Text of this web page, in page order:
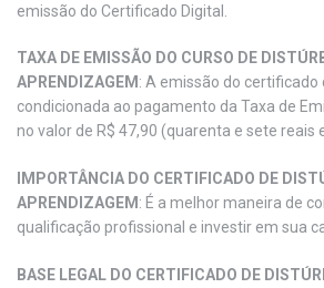
emissão do Certificado Digital.
TAXA DE EMISSÃO DO CURSO DE
APRENDIZAGEM : A emissão do certificado
condicionada ao pagamento da Taxa de
no valor de R$ 47,90 (quarenta e sete reais
IMPORTÂNCIA DO CERTIFICADO DE
APRENDIZAGEM : É a melhor maneira de
qualificação profissional e investir em sua
BASE LEGAL DO CERTIFICADO DE